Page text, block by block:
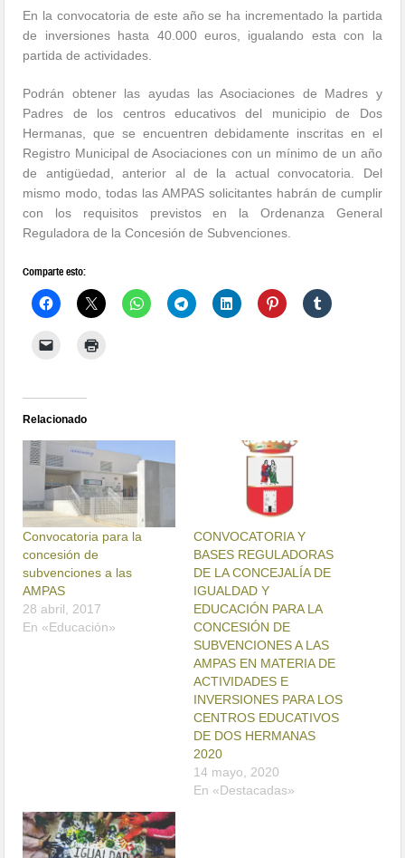
En la convocatoria de este año se ha incrementado la partida
de inversiones hasta 40.000 euros, igualando esta con la
partida de actividades.
Podrán obtener las ayudas las Asociaciones de Madres y
Padres de los centros educativos del municipio de Dos
Hermanas, que se encuentren debidamente inscritas en el
Registro Municipal de Asociaciones con un mínimo de un año
de antigüedad, anterior al de la actual convocatoria. Del
mismo modo, todas las AMPAS solicitantes habrán de cumplir
con los requisitos previstos en la Ordenanza General
Reguladora de la Concesión de Subvenciones.
Comparte esto:
Relacionado
Convocatoria para la
concesión de
subvenciones a las
AMPAS
28 abril, 2017
En «Educación»
CONVOCATORIA Y
BASES REGULADORAS
DE LA CONCEJALÍA DE
IGUALDAD Y
EDUCACIÓN PARA LA
CONCESIÓN DE
SUBVENCIONES A LAS
AMPAS EN MATERIA DE
ACTIVIDADES E
INVERSIONES PARA LOS
CENTROS EDUCATIVOS
DE DOS HERMANAS
2020
14 mayo, 2020
En «Destacadas»